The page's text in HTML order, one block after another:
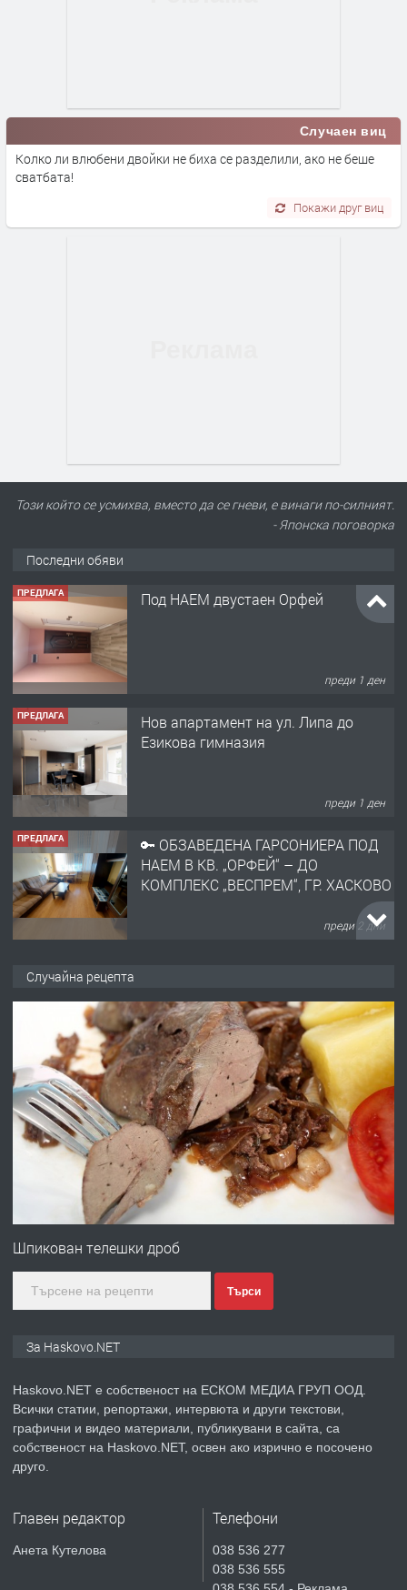
Случаен виц
Колко ли влюбени двойки не биха се разделили, ако не беше
сватбата!
Покажи друг виц
Този който се усмихва, вместо да се гневи, е винаги по-силният.
- Японска поговорка
Последни обяви
ПРЕДЛАГА Под НАЕМ двустаен Орфей
преди 1 ден
ПРЕДЛАГА
Нов апартамент на ул. Липа до
Езикова гимназия
преди 1 ден
ПРЕДЛАГА
🔑 ОБЗАВЕДЕНА ГАРСОНИЕРА ПОД
НАЕМ В КВ. „ОРФЕЙ“ – ДО
КОМПЛЕКС „ВЕСПРЕМ“, ГР. ХАСКОВО
преди 2 дни
АПАРТАМЕНТ В ЦЕНТЪРА НА ГР.
ХАСКОВО
преди 3 дни
ПРЕДЛАГА Давам гараж под наем
преди 3 дни
№4120 Магазин/Офис под наем в кв.
градската градина!
преди 4 дни
ПРЕДЛАГА
Продавам парцел в гр. Хасково кв.
СГЛОБЯВАНЕ НА МЕБЕЛИ.
Случайна рецепта
Шпикован телешки дроб
Търси
За Haskovo.NET
Haskovo.NET е собственост на ЕСКОМ МЕДИА ГРУП ООД.
Всички статии, репортажи, интервюта и други текстови,
графични и видео материали, публикувани в сайта, са
собственост на Haskovo.NET, освен ако изрично е посочено
друго.
Главен редактор
Анета Кутелова
Телефони
038 536 277
038 536 555